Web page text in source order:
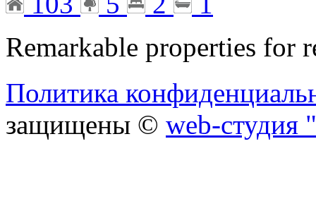
Remarkable properties for
Политика
защищены © web-студия